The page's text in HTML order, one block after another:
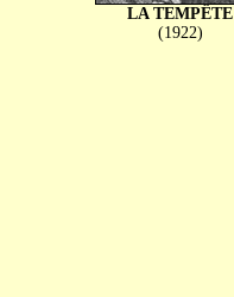
LA TEMPÊTE
(1922)